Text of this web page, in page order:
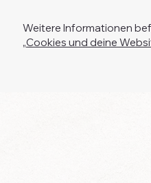
Weitere Informationen
„Cookies und deine